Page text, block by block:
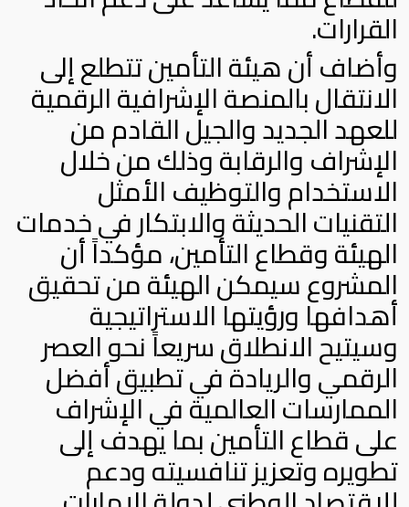
القرارات.
وأضاف أن هيئة التأمين تتطلع إلى
الانتقال بالمنصة الإشرافية الرقمية
للعهد الجديد والجيل القادم من
الإشراف والرقابة وذلك من خلال
الاستخدام والتوظيف الأمثل
التقنيات الحديثة والابتكار في خدمات
الهيئة وقطاع التأمين، مؤكداً أن
المشروع سيمكن الهيئة من تحقيق
أهدافها ورؤيتها الاستراتيجية
وسيتيح الانطلاق سريعاً نحو العصر
الرقمي والريادة في تطبيق أفضل
الممارسات العالمية في الإشراف
على قطاع التأمين بما يهدف إلى
تطويره وتعزيز تنافسيته ودعم